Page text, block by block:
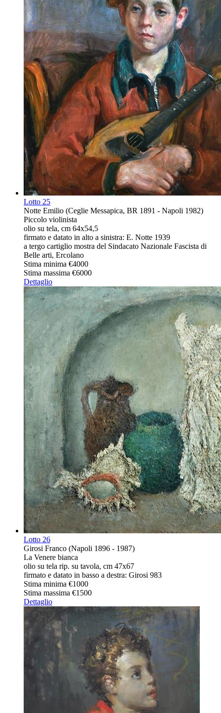
Lotto 25
Notte Emilio (Ceglie Messapica, BR 1891 - Napoli 1982)
Piccolo violinista
olio su tela, cm 64x54,5
firmato e datato in alto a sinistra: E. Notte 1939
a tergo cartiglio mostra del Sindacato Nazionale Fascista di
Belle arti, Ercolano
Stima minima €4000
Stima massima €6000
Dettaglio
Lotto 26
Girosi Franco (Napoli 1896 - 1987)
La Venere bianca
olio su tela rip. su tavola, cm 47x67
firmato e datato in basso a destra: Girosi 983
Stima minima €1000
Stima massima €1500
Dettaglio